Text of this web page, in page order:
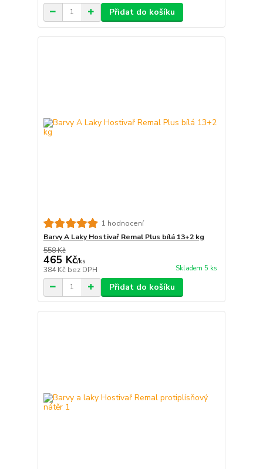
Přidat do košíku
1 hodnocení
Barvy A Laky Hostivař Remal Plus bílá 13+2 kg
558 Kč
465 Kč/ks
384 Kč bez DPH Skladem 5 ks
Přidat do košíku